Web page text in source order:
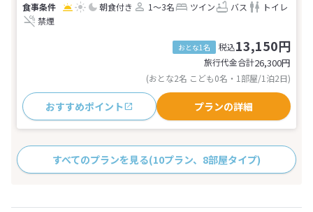
朝食付き 1～3名 ツイン バス
トイレ
禁煙
おとな1名 税込13,150円
旅行代金合計26,300円
(おとな2名 こども0名・1部屋/1泊2日)
おすすめポイント プランの詳細
すべてのプランを見る(10プラン、8部屋タイプ)